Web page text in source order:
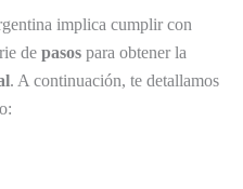
implica cumplir con
de pasos para obtener la
. A continuación, te detallamos